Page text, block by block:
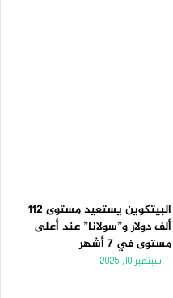
البيتكوين يستعيد مستوى 112
ألف دولار و”سولانا” عند أعلى
مستوى في 7 أشهر
سبتمبر 10, 2025